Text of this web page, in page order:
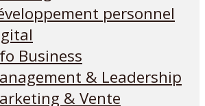
personnel
Business
& Leadership
& Vente